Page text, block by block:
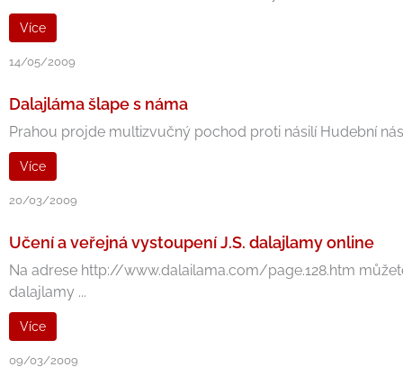
Více
14/05/2009
Dalajláma šlape s náma
Prahou projde multizvučný pochod proti násilí Hudební
Více
20/03/2009
Učení a veřejná vystoupení J.S. dalajlamy online
Na adrese http://www.dalailama.com/page.128.htm
dalajlamy ...
Více
09/03/2009